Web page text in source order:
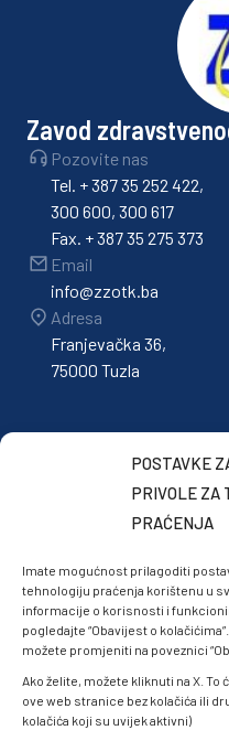
POSTAVKE
PRIVOLE ZA
PRAĆENJA
Imate mogućnost prilagoditi
tehnologiju praćenja korištenu u
informacije o korisnosti i
pogledajte “Obavijest o
možete promjeniti na poveznici
Ako želite, možete kliknuti na X.
ove web stranice bez kolačića ili
kolačića koji su uvijek aktivni)
Zavod
Pozovite nas
Tel. + 387 35 252 422,
300 600, 300 617
Fax. + 387 35 275 373
Email
info@zzotk.ba
Adresa
Franjevačka 36,
75000 Tuzla